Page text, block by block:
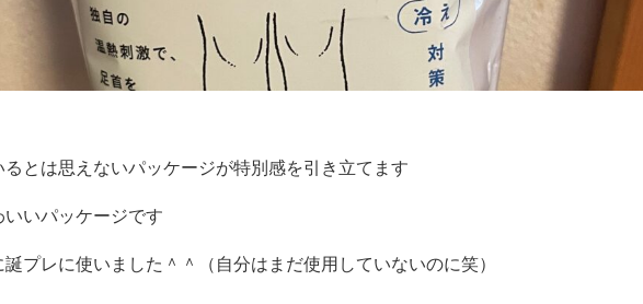
とは思えないパッケージが特別感を引き立てます
いいパッケージです
プレに使いました＾＾（自分はまだ使用していないのに笑）